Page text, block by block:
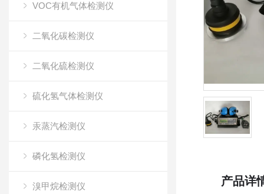
VOC有机气体检测仪
二氧化碳检测仪
二氧化硫检测仪
硫化氢气体检测仪
汞蒸汽检测仪
磷化氢检测仪
溴甲烷检测仪 产品详